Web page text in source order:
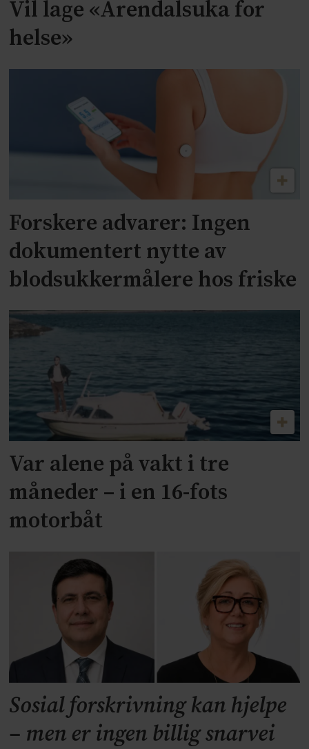
Vil lage «Arendalsuka for
helse»
Forskere advarer: Ingen
dokumentert nytte av
blodsukkermålere hos friske
Var alene på vakt i tre
måneder – i en 16-fots
motorbåt
Sosial forskrivning kan hjelpe
– men er ingen billig snarvei